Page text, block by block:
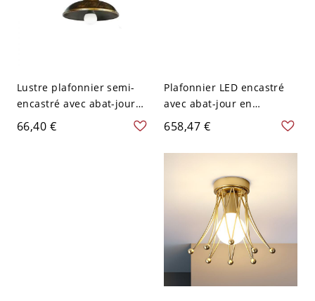
Lustre plafonnier semi-
encastré avec abat-jour
en fer forgé, adapté pour
LED/incandescent/fluores
66,40 €
Plafonnier LED encastré
avec abat-jour en
aluminium pour une
décoration moderne et
élégante à la maison - Or
658,47 €